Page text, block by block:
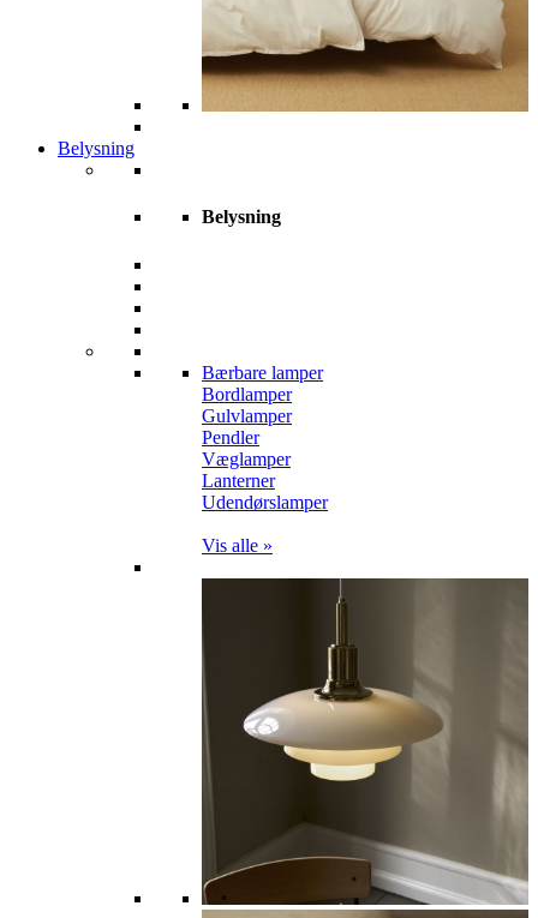
Belysning
Belysning
Bærbare lamper
Bordlamper
Gulvlamper
Pendler
Væglamper
Lanterner
Udendørslamper
Vis alle »